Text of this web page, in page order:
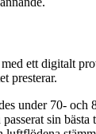
ett digitalt
presterar.
under 70- och
sin